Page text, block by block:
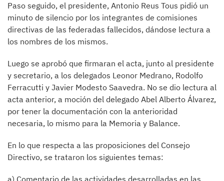
Paso seguido, el presidente, Antonio Reus Tous pidió un
minuto de silencio por los integrantes de comisiones
directivas de las federadas fallecidos, dándose lectura a
los nombres de los mismos.
Luego se aprobó que firmaran el acta, junto al presidente
y secretario, a los delegados Leonor Medrano, Rodolfo
Ferracutti y Javier Modesto Saavedra. No se dio lectura al
acta anterior, a moción del delegado Abel Alberto Álvarez,
por tener la documentación con la anterioridad
necesaria, lo mismo para la Memoria y Balance.
En lo que respecta a las proposiciones del Consejo
Directivo, se trataron los siguientes temas:
a) Comentario de las actividades desarrolladas en las